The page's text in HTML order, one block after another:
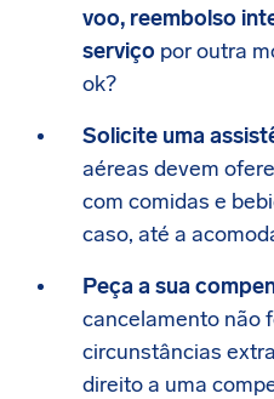
voo, reembolso
serviço por outra
ok?
Solicite uma
aéreas devem
com comidas e
caso, até a
Peça a sua
cancelamento não
circunstâncias
direito a uma